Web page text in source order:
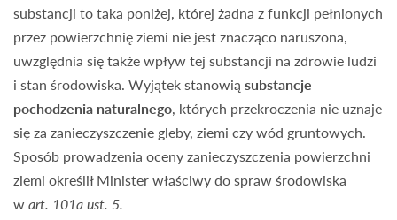
substancji to taka poniżej, której żadna z funkcji pełnionych
przez powierzchnię ziemi nie jest znacząco naruszona,
uwzględnia się także wpływ tej substancji na zdrowie ludzi
i stan środowiska. Wyjątek stanowią substancje
pochodzenia naturalnego, których przekroczenia nie uznaje
się za zanieczyszczenie gleby, ziemi czy wód gruntowych.
Sposób prowadzenia oceny zanieczyszczenia powierzchni
ziemi określił Minister właściwy do spraw środowiska
wart. 101a ust. 5.